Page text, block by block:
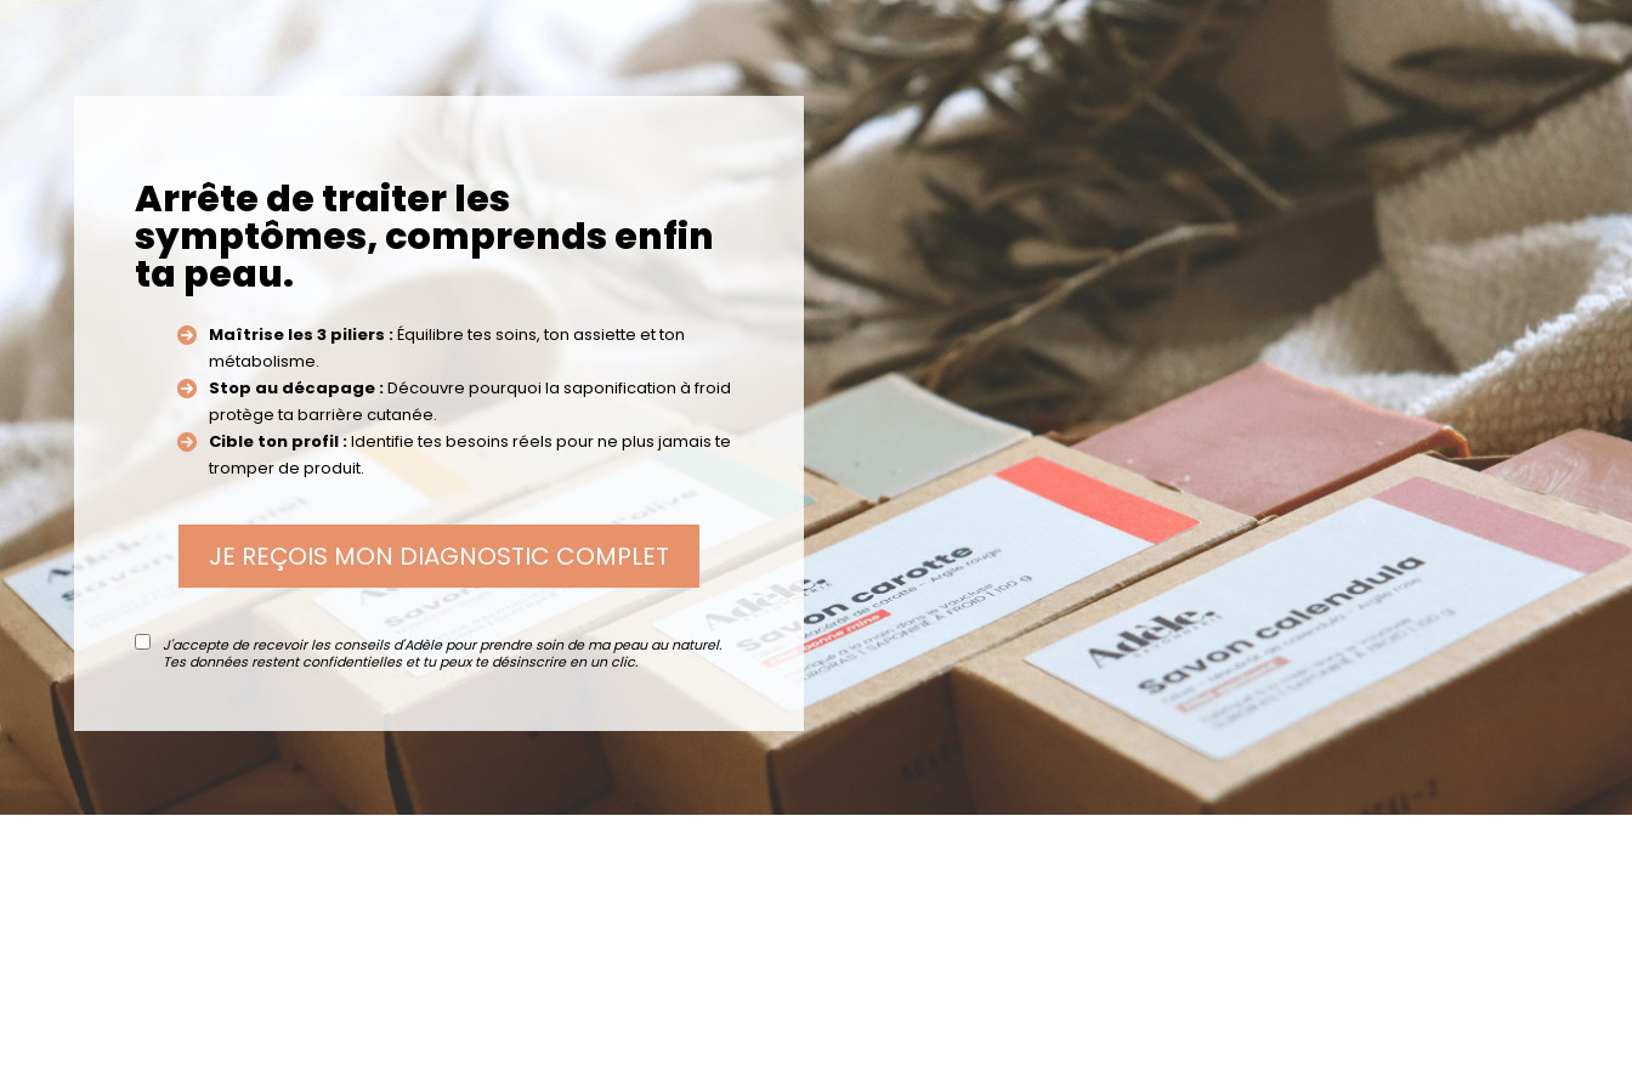
Arrête de traiter les
symptômes, comprends enfin
ta peau.
Maîtrise les 3 piliers :Équilibre tes soins, ton assiette et ton
métabolisme.
Stop au décapage :Découvre pourquoi la saponification à froid
protège ta barrière cutanée.
Cible ton profil :Identifie tes besoins réels pour ne plus jamais te
tromper de produit.
JE REÇOIS MON DIAGNOSTIC COMPLET
J'accepte de recevoir les conseils d'Adèle pour prendre soin de ma peau au naturel.
Tes données restent confidentielles et tu peux te désinscrire en un clic.